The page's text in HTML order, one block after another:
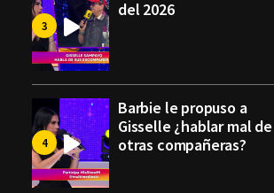
del 2026
Barbie le propuso a
Gisselle ¿hablar mal de
otras compañeras?